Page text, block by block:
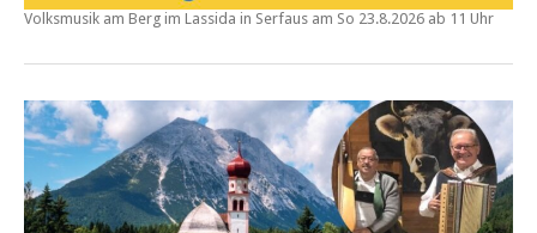
Volksmusik am Berg im Lassida in Serfaus am So 23.8.2026 ab 11 Uhr